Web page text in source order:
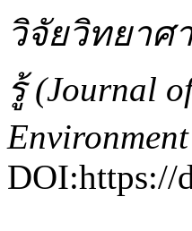
วิจัยวิทยาศ
รู้ (Journal
DOI:https://